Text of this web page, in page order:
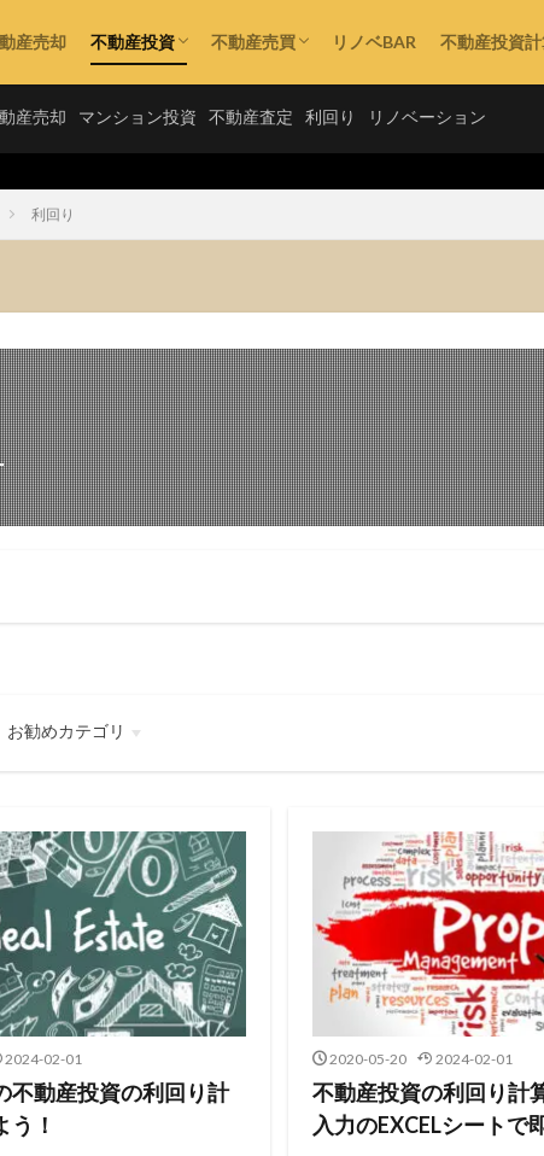
産売却 不動産投資 不動産売買 リノベBAR 不動産投資計
産売却 マンション投資 不動産査定 利回り リノベーション
理系
利回り
お勧めカテゴリ
2024-02-01
不動産投資の利回り計
う！
2020-05-20 2024-02-01
不動産投資の利回り計
入力のEXCELシートで